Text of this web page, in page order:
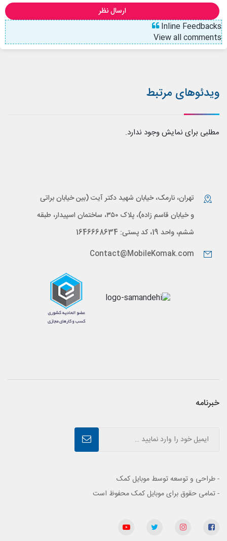
ارسال نظر
Inline Feedbacks
View all comments
ویدئوهای مرتبط
مطلبی برای نمایش وجود ندارد.
تهران، نارمک، خیابان شهید دکتر آیت (بین خیابان براتی
و خیابان قاسم زاده)، پلاک ۳۵۰، ساختمان اسپیدار، طبقه
ششم، واحد 19، کد پستی: 1646668634
Contact@MobileKomak.com
خبرنامه
- طراحی و توسعه توسط موبایل کمک
- تمامی حقوق برای موبایل کمک محفوظ است